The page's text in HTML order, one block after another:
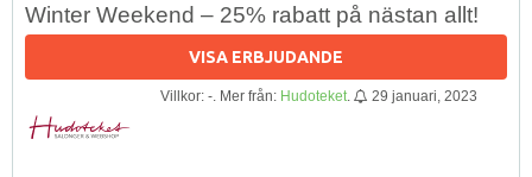
Winter Weekend – 25% rabatt på nästan allt!
VISA ERBJUDANDE
Villkor: -. Mer från: Hudoteket 29 januari, 2023